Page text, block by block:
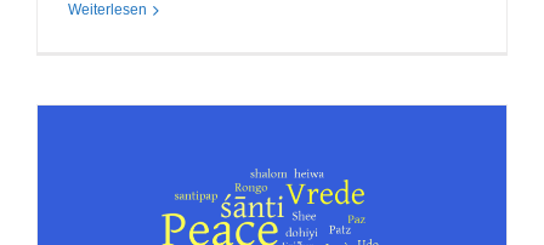
Weiterlesen